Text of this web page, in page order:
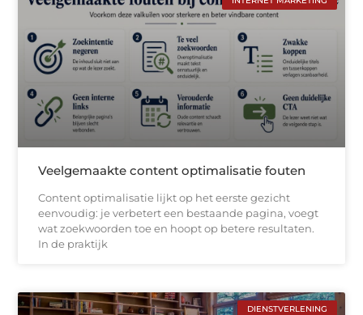
Veelgemaakte content optimalisatie fouten
Content optimalisatie lijkt op het eerste gezicht
eenvoudig: je verbetert een bestaande pagina, voegt
wat zoekwoorden toe en hoopt op betere resultaten.
In de praktijk
DIENSTVERLENING